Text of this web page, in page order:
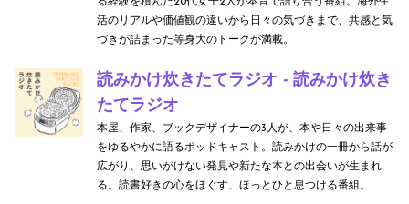
活のリアルや価値観の違いから日々の気づきまで、共感と気
づきが詰まった等身大のトークが満載。
読みかけ炊きたてラジオ - 読みかけ炊き
たてラジオ
本屋、作家、ブックデザイナーの3人が、本や日々の出来事
をゆるやかに語るポッドキャスト。読みかけの一冊から話が
広がり、思いがけない発見や新たな本との出会いが生まれ
る。読書好きの心をほぐす、ほっとひと息つける番組。